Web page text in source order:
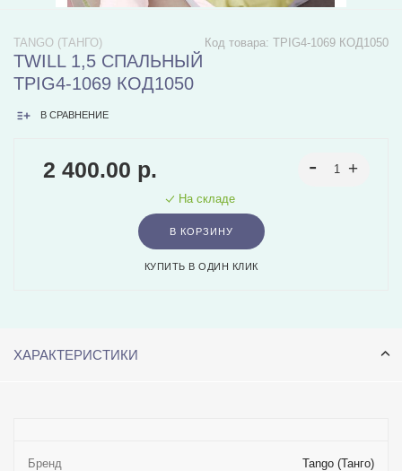
Код товара: TPIG4-1069 КОД1050
TANGO (ТАНГО)
TWILL 1,5 СПАЛЬНЫЙ
TPIG4-1069 КОД1050
В СРАВНЕНИЕ
2 400.00 р.
На складе
В КОРЗИНУ
КУПИТЬ В ОДИН КЛИК
ХАРАКТЕРИСТИКИ
Бренд Tango (Танго)